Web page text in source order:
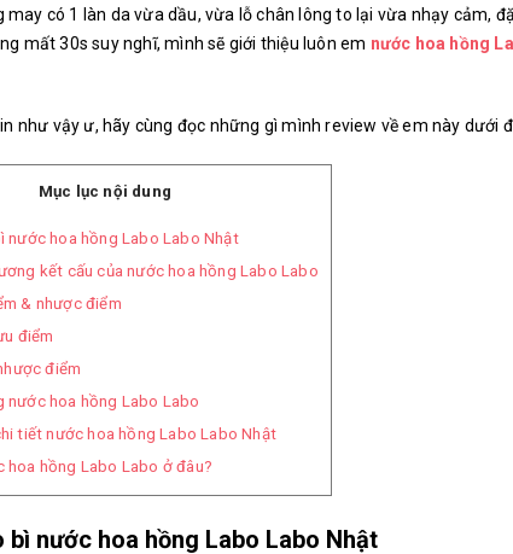
may có 1 làn da vừa dầu, vừa lỗ chân lông to lại vừa nhạy cảm,
mất 30s suy nghĩ, mình sẽ giới thiệu luôn em nước hoa hồng
như vậy ư, hãy cùng đọc những gì mình review về em này dưới
Mục lục nội dung
nước hoa hồng Labo Labo Nhật
kết cấu của nước hoa hồng Labo Labo
& nhược điểm
điểm
điểm
nước hoa hồng Labo Labo
tiết nước hoa hồng Labo Labo Nhật
hoa hồng Labo Labo ở đâu?
bì nước hoa hồng Labo Labo Nhật